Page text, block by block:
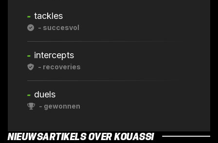
- tackles
- succesvol
- intercepts
- recoveries
- duels
- gewonnen
NIEUWSARTIKELS OVER KOUASSI